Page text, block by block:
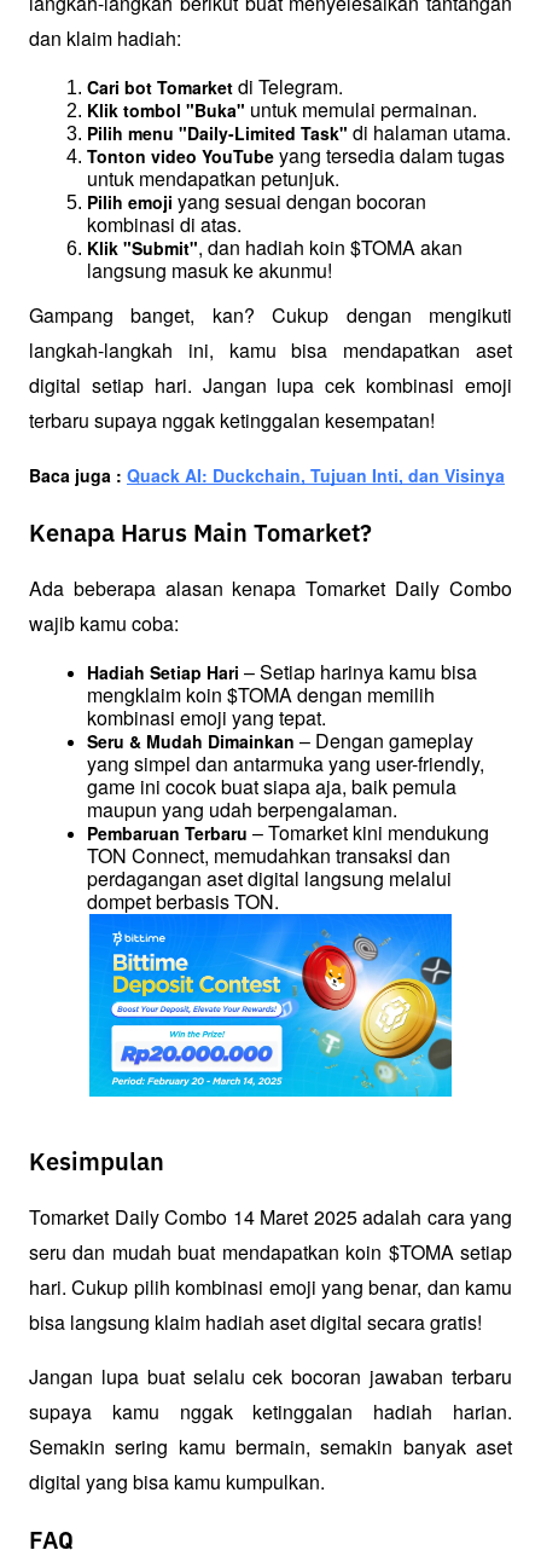
dan klaim hadiah:
Cari bot Tomarket di Telegram.
Klik tombol "Buka" untuk memulai permainan.
Pilih menu "Daily-Limited Task" di halaman utama.
Tonton video YouTube yang tersedia dalam tugas
untuk mendapatkan petunjuk.
Pilih emoji yang sesuai dengan bocoran
kombinasi di atas.
Klik "Submit", dan hadiah koin $TOMA akan
langsung masuk ke akunmu!
Gampang banget, kan? Cukup dengan mengikuti
langkah-langkah ini, kamu bisa mendapatkan aset
digital setiap hari. Jangan lupa cek kombinasi emoji
terbaru supaya nggak ketinggalan kesempatan!
Baca juga : Quack AI: Duckchain, Tujuan Inti, dan Visinya
Kenapa Harus Main Tomarket?
Ada beberapa alasan kenapa Tomarket Daily Combo
wajib kamu coba:
Hadiah Setiap Hari – Setiap harinya kamu bisa
mengklaim koin $TOMA dengan memilih
kombinasi emoji yang tepat.
Seru & Mudah Dimainkan – Dengan gameplay
yang simpel dan antarmuka yang user-friendly,
game ini cocok buat siapa aja, baik pemula
maupun yang udah berpengalaman.
Pembaruan Terbaru – Tomarket kini mendukung
TON Connect, memudahkan transaksi dan
perdagangan aset digital langsung melalui
dompet berbasis TON.
Kesimpulan
Tomarket Daily Combo 14 Maret 2025 adalah cara yang
seru dan mudah buat mendapatkan koin $TOMA setiap
hari. Cukup pilih kombinasi emoji yang benar, dan kamu
bisa langsung klaim hadiah aset digital secara gratis!
Jangan lupa buat selalu cek bocoran jawaban terbaru
supaya kamu nggak ketinggalan hadiah harian.
Semakin sering kamu bermain, semakin banyak aset
digital yang bisa kamu kumpulkan.
FAQ